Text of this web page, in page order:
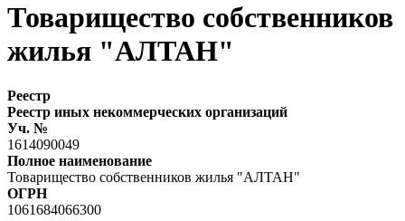
Товарищество собственников
жилья "АЛТАН"
Реестр
Реестр иных некоммерческих организаций
Уч. №
1614090049
Полное наименование
Товарищество собственников жилья "АЛТАН"
ОГРН
1061684066300